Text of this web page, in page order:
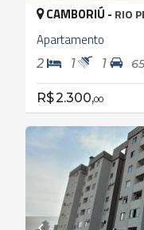
CAMBORIÚ - RIO
Apartamento
2 1 1
R$ 2.300,00